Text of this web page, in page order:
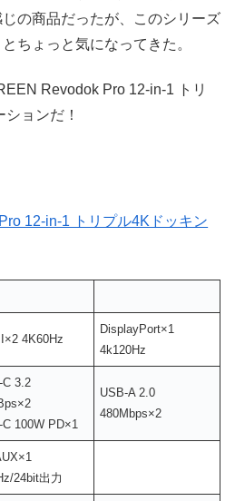
の商品だったが、このシリーズ
ちょっと気になってきた。
Revodok Pro 12-in-1 トリ
ョンだ！
12-in-1 トリプル4Kドッキン
4K60Hz
DisplayPort×1
4k120Hz
C 3.2
C 100W PD×1
USB-A 2.0
480Mbps×2
24bit出力